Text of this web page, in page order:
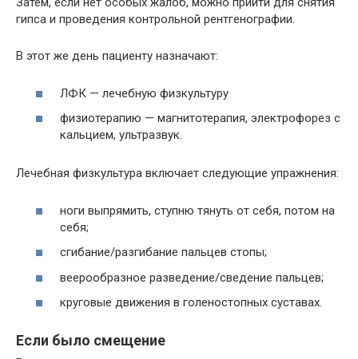
гипса и проведения контрольной рентгенографии.
В этот же день пациенту назначают:
ЛФК — лечебную физкультуру
физиотерапию — магнитотерапия, электрофорез с
кальцием, ультразвук.
Лечебная физкультура включает следующие упражнения:
ноги выпрямить, ступню тянуть от себя, потом на
себя;
сгибание/разгибание пальцев стопы;
веерообразное разведение/сведение пальцев;
круговые движения в голеностопных суставах.
Если было смещение